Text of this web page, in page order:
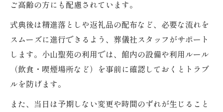
ご高齢の方にも配慮されています。
式典後は精進落としや返礼品の配布など、必要な流れを
スムーズに進行できるよう、葬儀社スタッフがサポート
します。小山聖苑の利用では、館内の設備や利用ルール
（飲食・喫煙場所など）を事前に確認しておくとトラブ
ルを防げます。
また、当日は予期しない変更や時間のずれが生じること